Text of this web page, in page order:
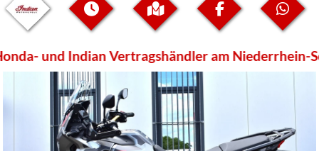
Indian Vertragshändler am Niederrhein-